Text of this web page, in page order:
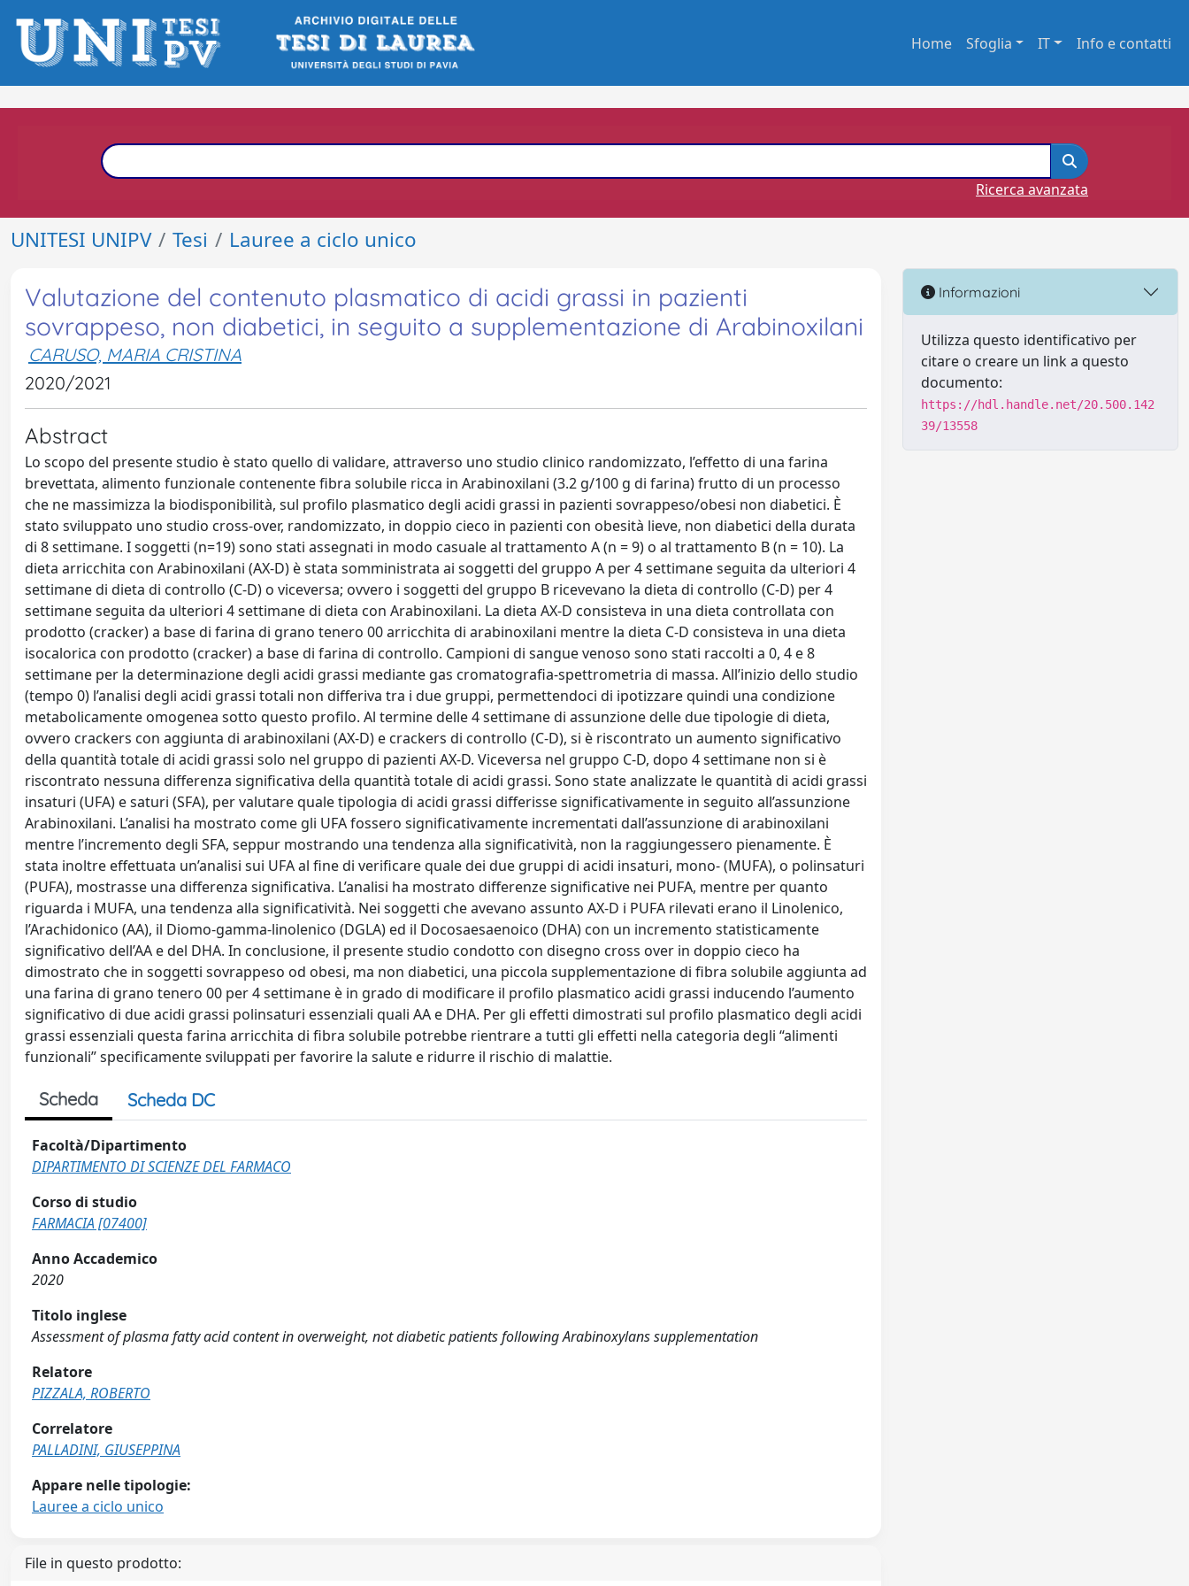
Home Sfoglia IT Info e contatti
Ricerca avanzata
UNITESI UNIPV Tesi Lauree a ciclo unico
Valutazione del contenuto plasmatico di acidi grassi in pazienti
sovrappeso, non diabetici, in seguito a supplementazione di Arabinoxilani
CARUSO, MARIA CRISTINA
2020/2021
Abstract
Lo scopo del presente studio è stato quello di validare, attraverso uno studio clinico randomizzato, l’effetto di una farina
brevettata, alimento funzionale contenente fibra solubile ricca in Arabinoxilani (3.2 g/100 g di farina) frutto di un processo
che ne massimizza la biodisponibilità, sul profilo plasmatico degli acidi grassi in pazienti sovrappeso/obesi non diabetici. È
stato sviluppato uno studio cross-over, randomizzato, in doppio cieco in pazienti con obesità lieve, non diabetici della durata
di 8 settimane. I soggetti (n=19) sono stati assegnati in modo casuale al trattamento A (n = 9) o al trattamento B (n = 10). La
dieta arricchita con Arabinoxilani (AX-D) è stata somministrata ai soggetti del gruppo A per 4 settimane seguita da ulteriori 4
settimane di dieta di controllo (C-D) o viceversa; ovvero i soggetti del gruppo B ricevevano la dieta di controllo (C-D) per 4
settimane seguita da ulteriori 4 settimane di dieta con Arabinoxilani. La dieta AX-D consisteva in una dieta controllata con
prodotto (cracker) a base di farina di grano tenero 00 arricchita di arabinoxilani mentre la dieta C-D consisteva in una dieta
isocalorica con prodotto (cracker) a base di farina di controllo. Campioni di sangue venoso sono stati raccolti a 0, 4 e 8
settimane per la determinazione degli acidi grassi mediante gas cromatografia-spettrometria di massa. All’inizio dello studio
(tempo 0) l’analisi degli acidi grassi totali non differiva tra i due gruppi, permettendoci di ipotizzare quindi una condizione
metabolicamente omogenea sotto questo profilo. Al termine delle 4 settimane di assunzione delle due tipologie di dieta,
ovvero crackers con aggiunta di arabinoxilani (AX-D) e crackers di controllo (C-D), si è riscontrato un aumento significativo
della quantità totale di acidi grassi solo nel gruppo di pazienti AX-D. Viceversa nel gruppo C-D, dopo 4 settimane non si è
riscontrato nessuna differenza significativa della quantità totale di acidi grassi. Sono state analizzate le quantità di acidi grassi
insaturi (UFA) e saturi (SFA), per valutare quale tipologia di acidi grassi differisse significativamente in seguito all’assunzione
Arabinoxilani. L’analisi ha mostrato come gli UFA fossero significativamente incrementati dall’assunzione di arabinoxilani
mentre l’incremento degli SFA, seppur mostrando una tendenza alla significatività, non la raggiungessero pienamente. È
stata inoltre effettuata un’analisi sui UFA al fine di verificare quale dei due gruppi di acidi insaturi, mono- (MUFA), o polinsaturi
(PUFA), mostrasse una differenza significativa. L’analisi ha mostrato differenze significative nei PUFA, mentre per quanto
riguarda i MUFA, una tendenza alla significatività. Nei soggetti che avevano assunto AX-D i PUFA rilevati erano il Linolenico,
l’Arachidonico (AA), il Diomo-gamma-linolenico (DGLA) ed il Docosaesaenoico (DHA) con un incremento statisticamente
significativo dell’AA e del DHA. In conclusione, il presente studio condotto con disegno cross over in doppio cieco ha
dimostrato che in soggetti sovrappeso od obesi, ma non diabetici, una piccola supplementazione di fibra solubile aggiunta ad
una farina di grano tenero 00 per 4 settimane è in grado di modificare il profilo plasmatico acidi grassi inducendo l’aumento
significativo di due acidi grassi polinsaturi essenziali quali AA e DHA. Per gli effetti dimostrati sul profilo plasmatico degli acidi
grassi essenziali questa farina arricchita di fibra solubile potrebbe rientrare a tutti gli effetti nella categoria degli “alimenti
funzionali” specificamente sviluppati per favorire la salute e ridurre il rischio di malattie.
Scheda Scheda DC
Facoltà/Dipartimento
DIPARTIMENTO DI SCIENZE DEL FARMACO
Corso di studio
FARMACIA [07400]
Anno Accademico
2020
Titolo inglese
Assessment of plasma fatty acid content in overweight, not diabetic patients following Arabinoxylans supplementation
Relatore
PIZZALA, ROBERTO
Correlatore
PALLADINI, GIUSEPPINA
Appare nelle tipologie:
Lauree a ciclo unico
File in questo prodotto:
Informazioni
Utilizza questo identificativo per
citare o creare un link a questo
documento:
https://hdl.handle.net/20.500.142
39/13558